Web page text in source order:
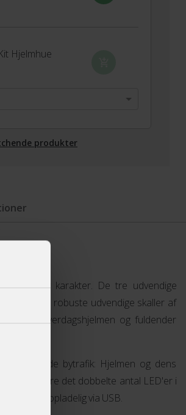
Hjelmhue
produkter
sporty karakter. De tre udvendige
En af de robuste udvendige skaller af
kant af hverdagshjelmen og fuldender
forvirrende bytrafik: Hjelmen og dens
takket være det dobbelte antal LED'er i
let genopladelig via USB.